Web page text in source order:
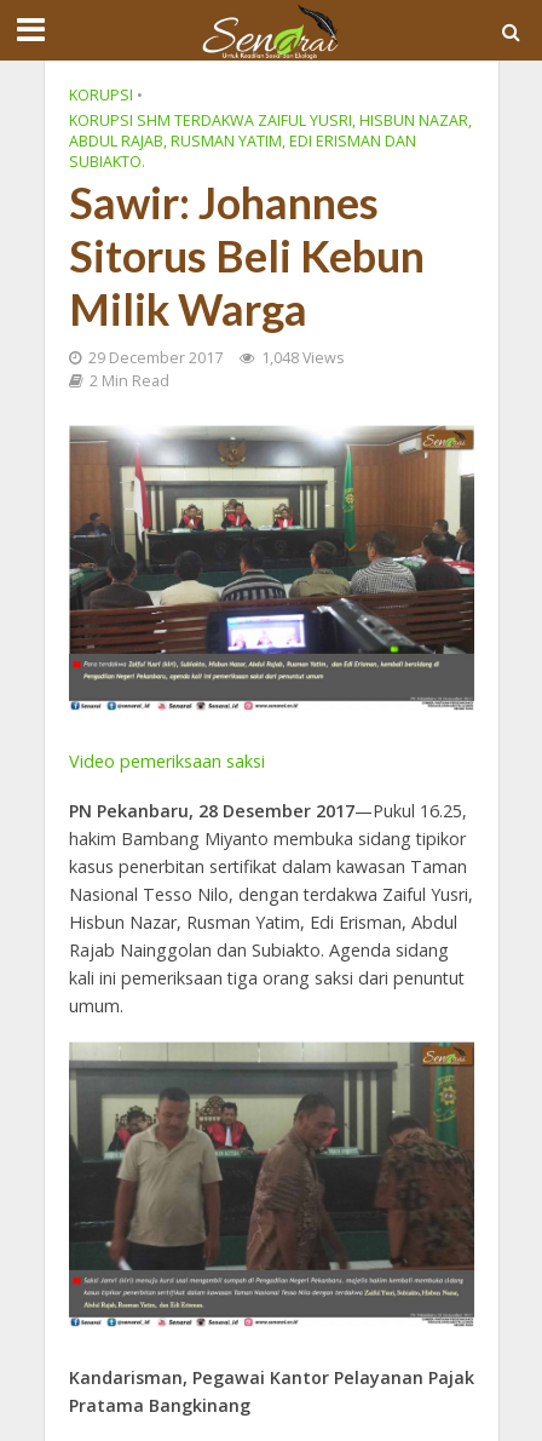
KORUPSI •
KORUPSI SHM TERDAKWA ZAIFUL YUSRI, HISBUN NAZAR,
ABDUL RAJAB, RUSMAN YATIM, EDI ERISMAN DAN
SUBIAKTO.
Sawir: Johannes
Sitorus Beli Kebun
Milik Warga
29 December 2017
1,048 Views
2 Min Read
Video pemeriksaan saksi
PN Pekanbaru, 28 Desember 2017—Pukul 16.25,
hakim Bambang Miyanto membuka sidang tipikor
kasus penerbitan sertifikat dalam kawasan Taman
Nasional Tesso Nilo, dengan terdakwa Zaiful Yusri,
Hisbun Nazar, Rusman Yatim, Edi Erisman, Abdul
Rajab Nainggolan dan Subiakto. Agenda sidang
kali ini pemeriksaan tiga orang saksi dari penuntut
umum.
Kandarisman, Pegawai Kantor Pelayanan Pajak
Pratama Bangkinang